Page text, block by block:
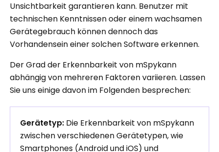
Unsichtbarkeit garantieren kann. Benutzer mit
technischen Kenntnissen oder einem wachsamen
Gerätegebrauch können dennoch das
Vorhandensein einer solchen Software erkennen.
Der Grad der Erkennbarkeit von mSpykann
abhängig von mehreren Faktoren variieren. Lassen
Sie uns einige davon im Folgenden besprechen:
Gerätetyp: Die Erkennbarkeit von mSpykann
zwischen verschiedenen Gerätetypen, wie
Smartphones (Android und iOS) und